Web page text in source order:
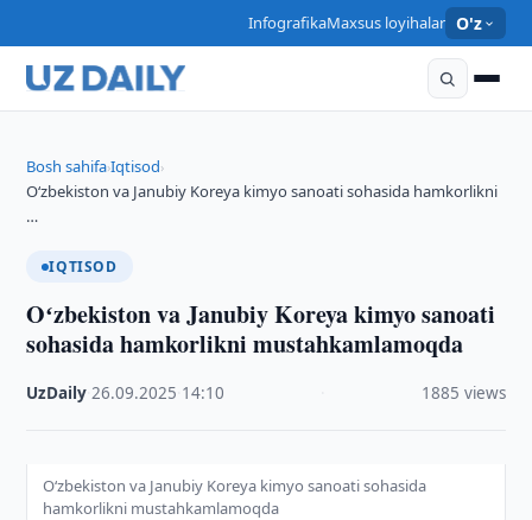
InfografikaMaxsus loyihalar O'z
Bosh sahifa›Iqtisod›
Oʻzbekiston va Janubiy Koreya kimyo sanoati sohasida hamkorlikni
…
IQTISOD
Oʻzbekiston va Janubiy Koreya kimyo sanoati
sohasida hamkorlikni mustahkamlamoqda
UzDaily ·26.09.2025 14:10 1885 views
Oʻzbekiston va Janubiy Koreya kimyo sanoati sohasida
hamkorlikni mustahkamlamoqda